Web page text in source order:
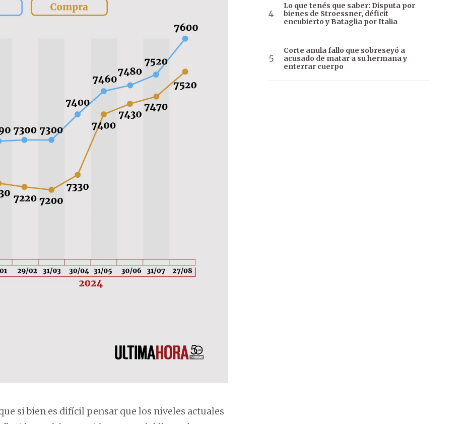
si bien es difícil pensar que los niveles actuales
Lo que tenés que saber: Disputa por
bienes de Stroessner, déficit
encubierto y Bataglia por Italia
Corte anula fallo que sobreseyó a
acusado de matar a su hermana y
enterrar cuerpo